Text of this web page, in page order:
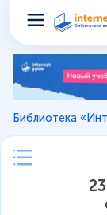
Библиотека